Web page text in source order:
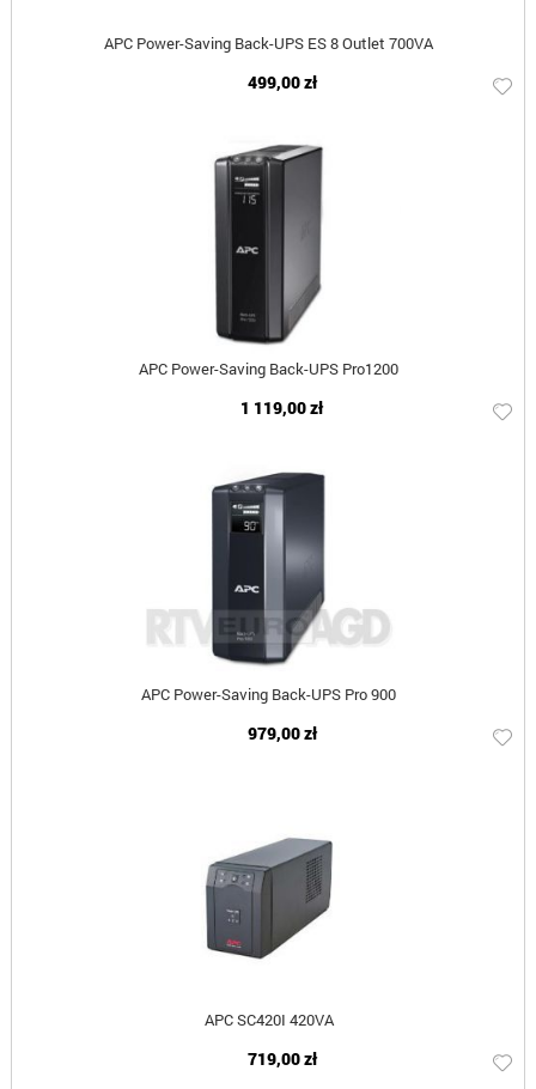
APC Power-Saving Back-UPS ES 8 Outlet 700VA
499,00 zł
APC Power-Saving Back-UPS Pro1200
1 119,00 zł
APC Power-Saving Back-UPS Pro 900
979,00 zł
APC SC420I 420VA
719,00 zł